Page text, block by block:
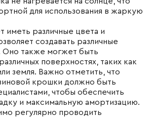
для использования в жаркую
иметь различные цвета и
создавать различные
Оно также могжет быть
поверхностях, таких как
земля. Важно отметить, что
крошки должно быть
чтобы обеспечить
и максимальную амортизацию.
регулярно проводить